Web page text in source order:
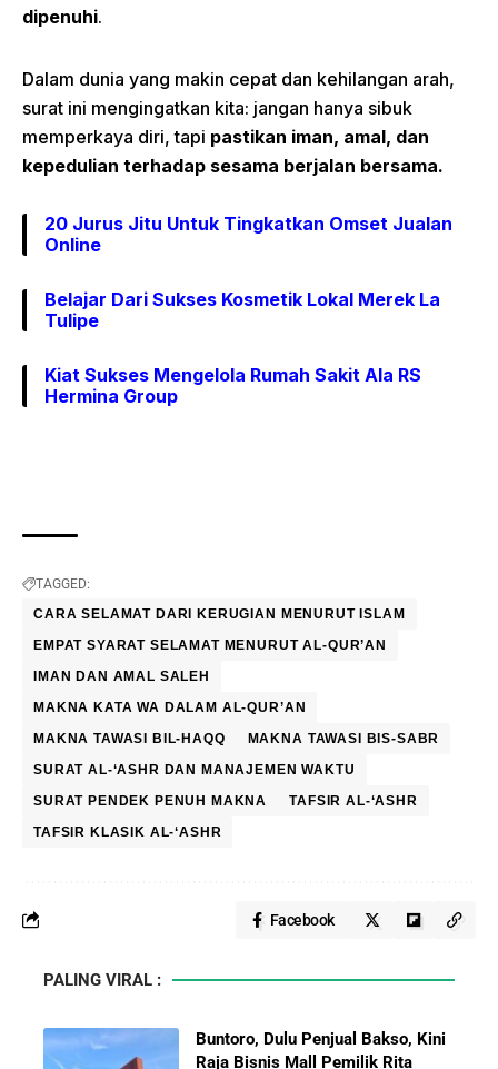
dipenuhi.
Dalam dunia yang makin cepat dan kehilangan arah,
surat ini mengingatkan kita: jangan hanya sibuk
memperkaya diri, tapi pastikan iman, amal, dan
kepedulian terhadap sesama berjalan bersama.
20 Jurus Jitu Untuk Tingkatkan Omset Jualan
Online
Belajar Dari Sukses Kosmetik Lokal Merek La
Tulipe
Kiat Sukses Mengelola Rumah Sakit Ala RS
Hermina Group
TAGGED:
CARA SELAMAT DARI KERUGIAN MENURUT ISLAM
EMPAT SYARAT SELAMAT MENURUT AL-QUR’AN
IMAN DAN AMAL SALEH
MAKNA KATA WA DALAM AL-QUR’AN
MAKNA TAWASI BIL-HAQQ
MAKNA TAWASI BIS-SABR
SURAT AL-‘ASHR DAN MANAJEMEN WAKTU
SURAT PENDEK PENUH MAKNA
TAFSIR AL-‘ASHR
TAFSIR KLASIK AL-‘ASHR
Facebook
PALING VIRAL :
Buntoro, Dulu Penjual Bakso, Kini
Raja Bisnis Mall Pemilik Rita